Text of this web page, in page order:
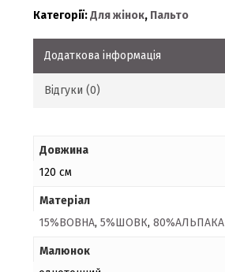
Категорії:Для жінок, Пальто
Додаткова інформація
Відгуки (0)
Довжина
120 см
Матеріал
15%ВОВНА, 5%ШОВК, 80%АЛЬПАКА
Малюнок